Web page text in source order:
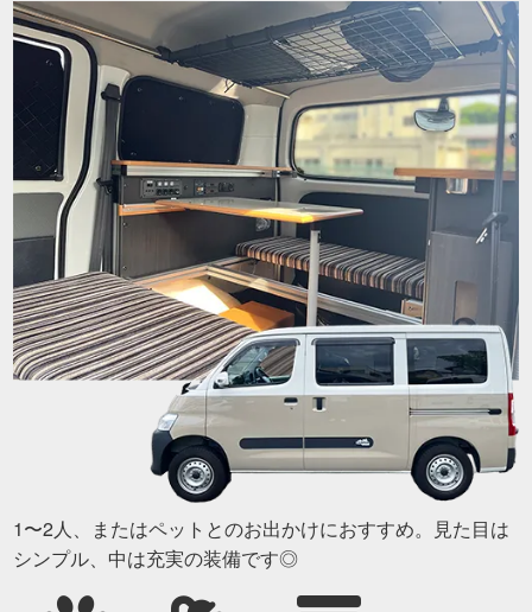
1〜2人、またはペットとのお出かけにおすすめ。見た目は
シンプル、中は充実の装備です◎